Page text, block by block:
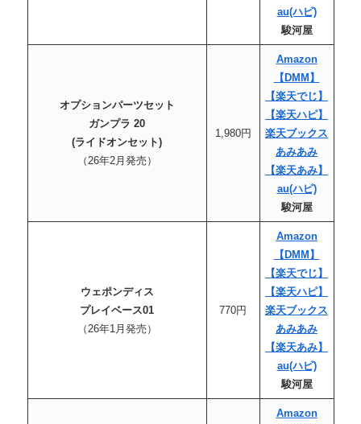
au(ハピ)
駿河屋
オプションパーツセット
ガンプラ 20
(ライドオンセット)
（26年2月発売）
1,980円
Amazon
【DMM】
【楽天でじ】
【楽天ハピ】
楽天ブックス
あみあみ
【楽天あみ】
au(ハピ)
駿河屋
ウェポンディス
プレイベース01
（26年1月発売）
770円
Amazon
【DMM】
【楽天でじ】
【楽天ハピ】
楽天ブックス
あみあみ
【楽天あみ】
au(ハピ)
駿河屋
Amazon